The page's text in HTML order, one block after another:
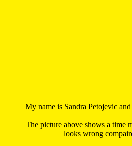
My name is Sandra Petojevic
The picture above shows a time
looks wrong